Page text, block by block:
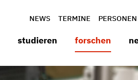
NEWS TERMINE PERSONEN
studieren forschen